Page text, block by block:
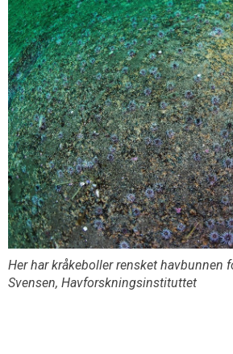
Her har kråkeboller rensket havbunnen
Svensen, Havforskningsinstituttet